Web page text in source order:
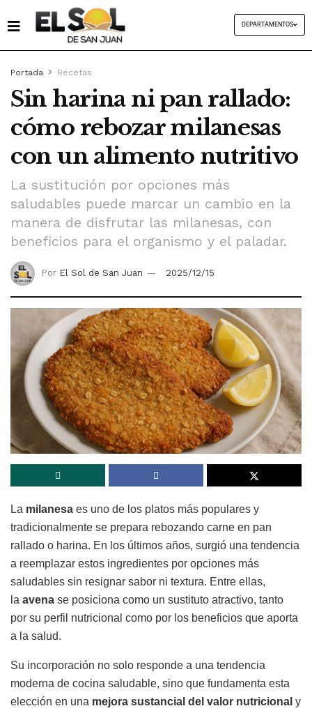
DEPARTAMENTOS
Portada Recetas
Sin harina ni pan rallado:
cómo rebozar milanesas
con un alimento nutritivo
La sustitución por opciones más
saludables puede marcar un cambio en la
manera de disfrutar las milanesas, con
beneficios para el organismo y el paladar.
Por El Sol de San Juan 2025/12/15
La milanesa es uno de los platos más populares y
tradicionalmente se prepara rebozando carne en pan
rallado o harina. En los últimos años, surgió una tendencia
a reemplazar estos ingredientes por opciones más
saludables sin resignar sabor ni textura. Entre ellas,
la avena se posiciona como un sustituto atractivo, tanto
por su perfil nutricional como por los beneficios que aporta
a la salud.
Su incorporación no solo responde a una tendencia
moderna de cocina saludable, sino que fundamenta esta
elección en una mejora sustancial del valor nutricional y